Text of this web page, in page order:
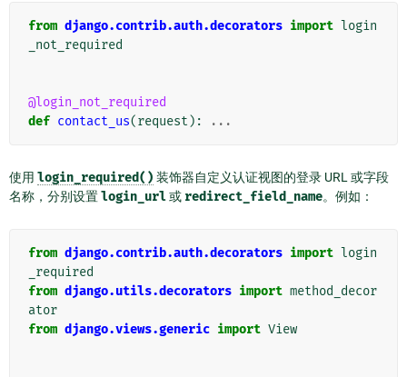
from django.contrib.auth.decorators import login
_not_required
@login_not_required
def contact_us(request ): ...
使用 login_required() 装饰器自定义认证视图的登录 URL 或字段
名称，分别设置login_url或 redirect_field_name。例如：
from django.contrib.auth.decorators import login
_required
from django.utils.decorators import method_decor
ator
from django.views.generic import View